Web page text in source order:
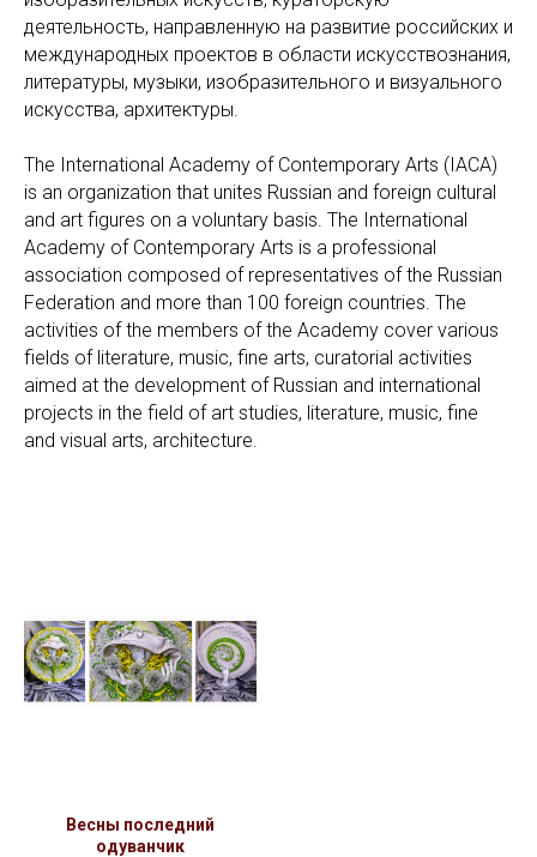
деятельность, направленную на развитие российских и
международных проектов в области искусствознания,
литературы, музыки, изобразительного и визуального
искусства, архитектуры.
The International Academy of Contemporary Arts (IACA)
is an organization that unites Russian and foreign cultural
and art figures on a voluntary basis. The International
Academy of Contemporary Arts is a professional
association composed of representatives of the Russian
Federation and more than 100 foreign countries. The
activities of the members of the Academy cover various
fields of literature, music, fine arts, curatorial activities
aimed at the development of Russian and international
projects in the field of art studies, literature, music, fine
and visual arts, architecture.
Весны последний
одуванчик